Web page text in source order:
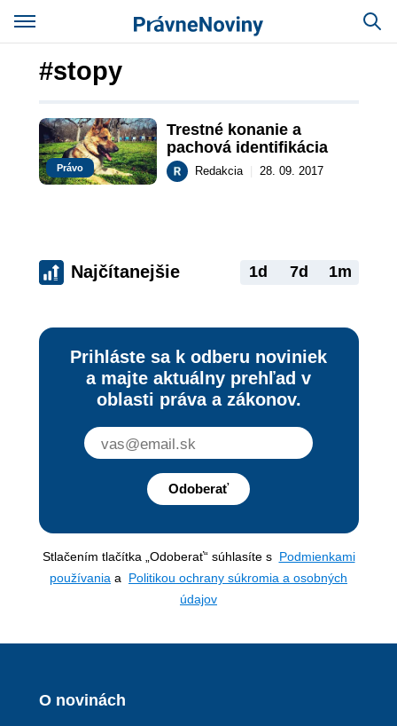
#stopy
Právo
Trestné konanie a
pachová identifikácia
Redakcia 28. 09. 2017
Najčítanejšie 1d 7d 1m
Prihláste sa k odberu noviniek
a majte aktuálny prehľad v
oblasti práva a zákonov.
Odoberať
Stlačením tlačítka „Odoberať“ súhlasíte s Podmienkami
používania a Politikou ochrany súkromia a osobných
údajov
O novinách